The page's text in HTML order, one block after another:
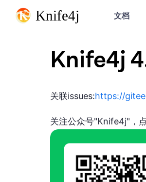
文档
Knife4j
关联issues:https://
关注公众号"Knife4j"，